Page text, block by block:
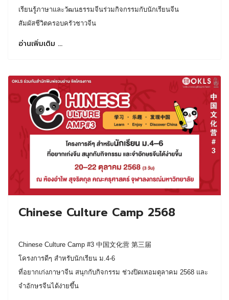
เรียนรู้ภาษาและวัฒนธรรมจีนร่วมกิจกรรมกับนักเรียนจีน
สัมผัสชีวิตครอบครัวชาวจีน
อ่านเพิ่มเติม …
Chinese Culture Camp 2568
Chinese Culture Camp #3 中国文化营 第三届
โครงการดีๆ สำหรับนักเรียน ม.4-6
ที่อยากเก่งภาษาจีน สนุกกับกิจกรรม ช่วงปิดเทอมตุลาคม 2568 และ
จำอักษรจีนได้ง่ายขึ้น